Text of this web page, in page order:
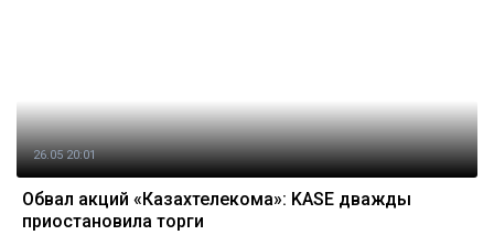
26.05 20:01
Обвал акций «Казахтелекома»: KASE дважды
приостановила торги